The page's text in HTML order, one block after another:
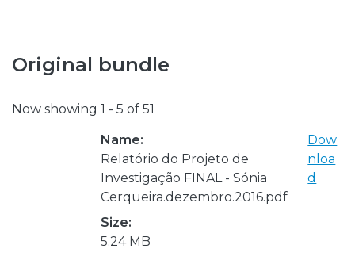
Original bundle
Now showing 1 - 5 of 51
Name:
Relatório do Projeto de
Investigação FINAL - Sónia
Cerqueira.dezembro.2016.pdf
Size:
5.24 MB
Dow
nloa
d